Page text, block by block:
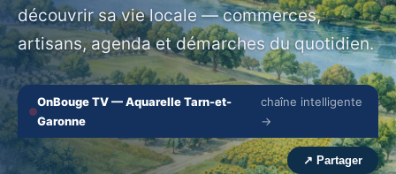
découvrir sa vie locale — commerces,
artisans, agenda et démarches du quotidien.
OnBouge TV — Aquarelle Tarn-et-
Garonne
chaîne intelligente
→
›
↗ Partager